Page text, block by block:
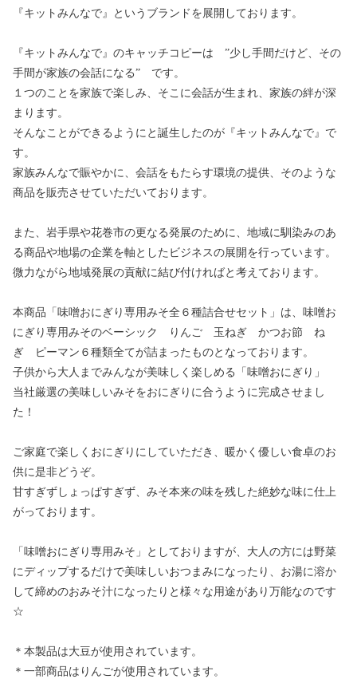
『キットみんなで』というブランドを展開しております。
『キットみんなで』のキャッチコピーは ”少し手間だけど、その
手間が家族の会話になる” です。
１つのことを家族で楽しみ、そこに会話が生まれ、家族の絆が深
まります。
そんなことができるようにと誕生したのが『キットみんなで』で
す。
家族みんなで賑やかに、会話をもたらす環境の提供、そのような
商品を販売させていただいております。
また、岩手県や花巻市の更なる発展のために、地域に馴染みのあ
る商品や地場の企業を軸としたビジネスの展開を行っています。
微力ながら地域発展の貢献に結び付ければと考えております。
本商品「味噌おにぎり専用みそ全６種詰合せセット」は、味噌お
にぎり専用みそのベーシック りんご 玉ねぎ かつお節 ね
ぎ ピーマン６種類全てが詰まったものとなっております。
子供から大人までみんなが美味しく楽しめる「味噌おにぎり」
当社厳選の美味しいみそをおにぎりに合うように完成させまし
た！
ご家庭で楽しくおにぎりにしていただき、暖かく優しい食卓のお
供に是非どうぞ。
甘すぎずしょっぱすぎず、みそ本来の味を残した絶妙な味に仕上
がっております。
「味噌おにぎり専用みそ」としておりますが、大人の方には野菜
にディップするだけで美味しいおつまみになったり、お湯に溶か
して締めのおみそ汁になったりと様々な用途があり万能なのです
☆
＊本製品は大豆が使用されています。
＊一部商品はりんごが使用されています。